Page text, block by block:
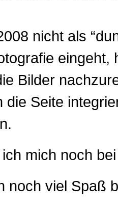
nicht als
Bilder
die Seite
mich noch
noch viel Spaß